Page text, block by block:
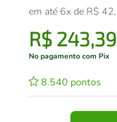
em até 6x de R$ 42,
R$ 243,39
No pagamento com Pix
8.540 pontos